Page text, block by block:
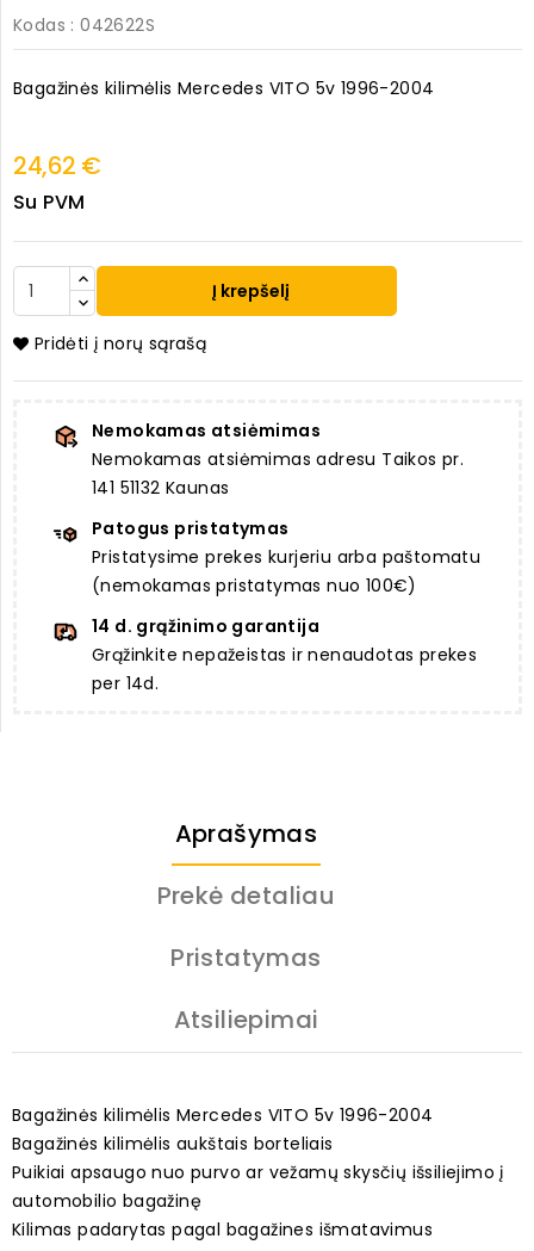
Kodas : 042622S
Bagažinės kilimėlis Mercedes VITO 5v 1996-2004
24,62 €
Su PVM
Į krepšelį
Pridėti į norų sąrašą
Nemokamas atsiėmimas
Nemokamas atsiėmimas adresu Taikos pr.
141 51132 Kaunas
Patogus pristatymas
Pristatysime prekes kurjeriu arba paštomatu
(nemokamas pristatymas nuo 100€)
14 d. grąžinimo garantija
Grąžinkite nepažeistas ir nenaudotas prekes
per 14d.
Aprašymas
Prekė detaliau
Pristatymas
Atsiliepimai
Bagažinės kilimėlis Mercedes VITO 5v 1996-2004
Bagažinės kilimėlis aukštais borteliais
Puikiai apsaugo nuo purvo ar vežamų skysčių išsiliejimo į
automobilio bagažinę
Kilimas padarytas pagal bagažines išmatavimus